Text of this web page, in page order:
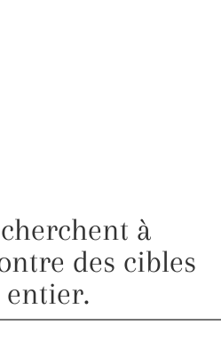
à
des cibles
entier.